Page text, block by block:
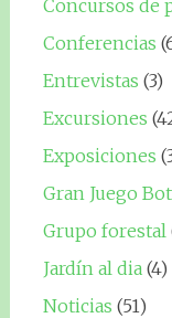
Concursos de
Conferencias
Entrevistas (3)
Excursiones
Exposiciones
Gran Juego
Grupo forestal
Jardín al dia (4)
Noticias (51)